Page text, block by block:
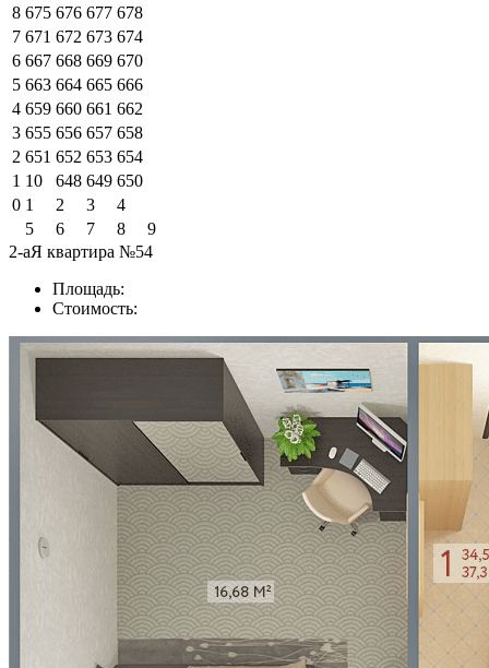
8 675 676 677 678
7 671 672 673 674
6 667 668 669 670
5 663 664 665 666
4 659 660 661 662
3 655 656 657 658
2 651 652 653 654
1 10 648 649 650
0 1 2 3
4
5
6 7 8
9
2-аЯ квартира №54
Площадь:
Стоимость: